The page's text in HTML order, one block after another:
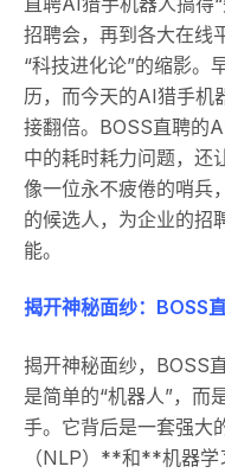
招聘会，再到各大在线
“科技进化论”的缩影。
历，而今天的AI猎手机
接翻倍。BOSS直聘的
中的耗时耗力问题，还
像一位永不疲倦的哨兵
的候选人，为企业的招
能。
揭开神秘面纱：BOSS
揭开神秘面纱，BOSS
是简单的“机器人”，而
手。它背后是一套强大
（NLP）**和**机器